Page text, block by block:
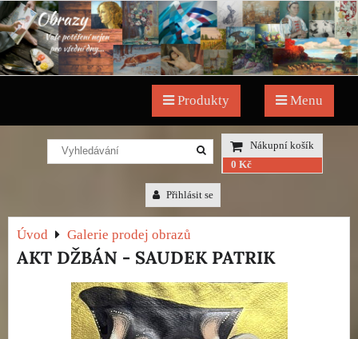
Produkty Menu
Nákupní košík
0 Kč
Přihlásit se
Úvod Galerie prodej obrazů
AKT DŽBÁN - SAUDEK PATRIK